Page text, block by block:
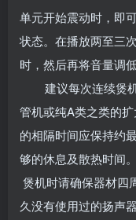
单元开始震动时，即
状态。在播放两至三
时，然后再将音量调
建议每次连续煲
管机或纯A类之类的
的相隔时间应保持约
够的休息及散热时间。
煲机时请确保器材
久没有使用过的扬声